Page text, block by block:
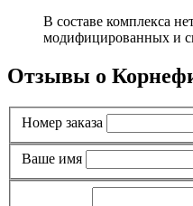
В составе комплекса
модифицированных и
Отзывы о
Номер заказа
Ваше имя